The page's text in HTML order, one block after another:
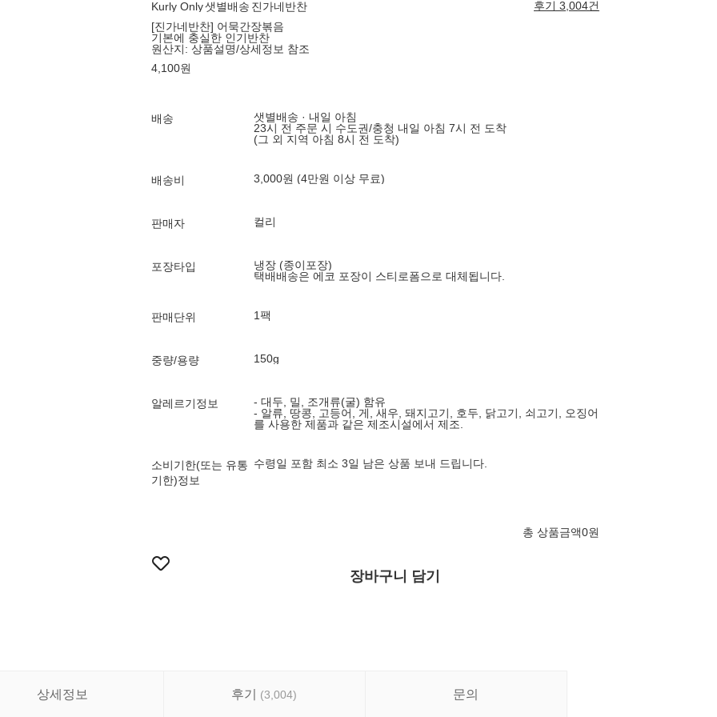
Kurly Only샛별배송 진가네반찬
후기 3,004건
[진가네반찬] 어묵간장볶음
기본에 충실한 인기반찬
원산지: 상품설명/상세정보 참조
4,100원
배송
샛별배송 · 내일 아침
23시 전 주문 시 수도권/충청 내일 아침 7시 전 도착
(그 외 지역 아침 8시 전 도착)
배송비 3,000원 (4만원 이상 무료)
판매자 컬리
포장타입
냉장 (종이포장)
택배배송은 에코 포장이 스티로폼으로 대체됩니다.
판매단위 1팩
중량/용량 150g
알레르기정보
- 대두, 밀, 조개류(굴) 함유
- 알류, 땅콩, 고등어, 게, 새우, 돼지고기, 호두, 닭고기, 쇠고기, 오징어
를 사용한 제품과 같은 제조시설에서 제조.
소비기한(또는 유통
기한)정보
수령일 포함 최소 3일 남은 상품 보내 드립니다.
총 상품금액0원
장바구니 담기
상세정보 후기 (3,004) 문의